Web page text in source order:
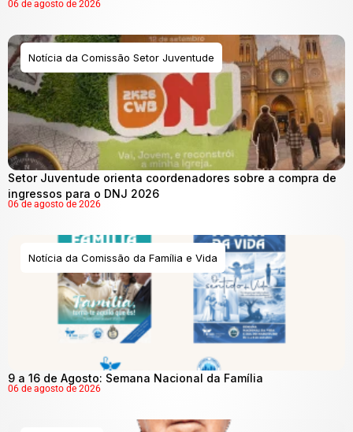
06 de agosto de 2026
Notícia da Comissão Setor Juventude
Setor Juventude orienta coordenadores sobre a compra de
ingressos para o DNJ 2026
06 de agosto de 2026
Notícia da Comissão da Família e Vida
9 a 16 de Agosto: Semana Nacional da Família
06 de agosto de 2026